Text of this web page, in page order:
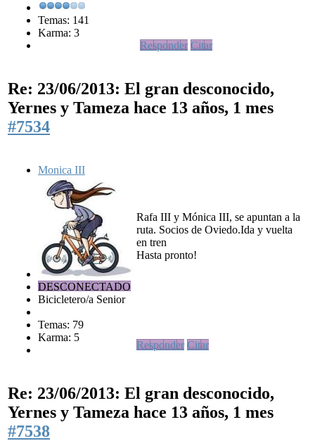
Temas: 141
Karma: 3
Responder Citar
Re: 23/06/2013: El gran desconocido,
Yernes y Tameza hace 13 años, 1 mes
#7534
Monica III
DESCONECTADO
Bicicletero/a Senior
Temas: 79
Karma: 5
Rafa III y Mónica III, se apuntan a la
ruta. Socios de Oviedo.Ida y vuelta
en tren
Hasta pronto!
Responder Citar
Re: 23/06/2013: El gran desconocido,
Yernes y Tameza hace 13 años, 1 mes
#7538